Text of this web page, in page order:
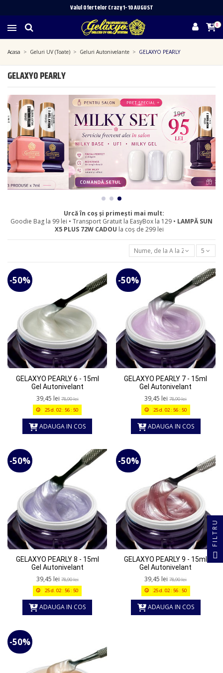
Valul Ofertelor Crazy 1- 10 AUGUST
0
Acasa Geluri UV (Toate) Geluri Autonivelante GELAXYO PEARLY
GELAXYO PEARLY
Urcă în coș și primești mai mult:
Goodie Bag la 99 lei • Transport Gratuit la EasyBox la 129 • LAMPĂ SUN
X5 PLUS 72WCADOU la coș de 299 lei
Nume, de la A la Z 5
-50%
GELAXYO PEARLY 6 - 15ml
Gel Autonivelant
39,45 lei78,90 lei
25d. 02:56:50
ADAUGA IN COS
-50%
GELAXYO PEARLY 7 - 15ml
Gel Autonivelant
39,45 lei78,90 lei
25d. 02: 56: 50
ADAUGA IN COS
-50%
GELAXYO PEARLY 8 - 15ml
Gel Autonivelant
39,45 lei 78,90 lei
25d. 02:56:50
ADAUGA IN COS
-50%
GELAXYO PEARLY 9 - 15ml
Gel Autonivelant
39,45 lei78,90 lei
25d. 02: 56: 50
ADAUGA IN COS
-50%
FILTRU